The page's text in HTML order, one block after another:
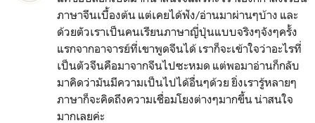
ภาษาจีนเบื้องต้น แต่เคยได้ฟัง/อ่านมาผ่านๆบ้าง และ
ด้วยตัวเราเป็นคนเรียนภาษาญี่ปุ่นแบบจริงๆจังๆครั้ง
แรกจากอาจารย์ที่เขาพูดจีนได้ เราก็จะเข้าใจว่าอะไรที่
เป็นตัวจีนคือมาจากจีนไปซะหมด แต่พอมาอ่านก็กลับ
มาคิดว่ามันมีความเป็นไปได้อื่นๆด้วย ยิ่งเรารู้หลายๆ
ภาษาก็จะคิดถึงความเชื่อมโยงต่างๆมากขึ้น น่าสนใจ
มากเลยค่ะ